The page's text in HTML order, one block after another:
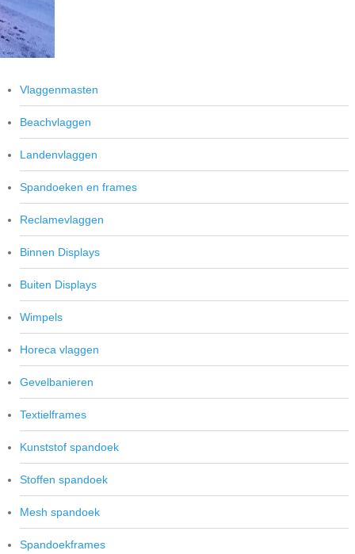
Vlaggenmasten
Beachvlaggen
Landenvlaggen
Spandoeken en frames
Reclamevlaggen
Binnen Displays
Buiten Displays
Wimpels
Horeca vlaggen
Gevelbanieren
Textielframes
Kunststof spandoek
Stoffen spandoek
Mesh spandoek
Spandoekframes